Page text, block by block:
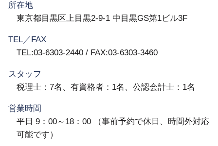
所在地
東京都目黒区上目黒2-9-1 中目黒GS第1ビル3F
TEL／FAX
TEL:03-6303-2440 / FAX:03-6303-3460
スタッフ
税理士：7名、有資格者：1名、公認会計士：1名
営業時間
平日 9：00～18：00 （事前予約で休日、時間外対応
可能です）